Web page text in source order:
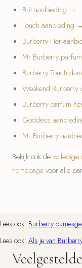
Brit aanbieding →
Touch aanbieding →
Burberry Her
Mr Burberry
Burberry Touch
Weekend Burberry
Burberry parfum
Goddess
Mr Burberry
Bekijk ook devolledige
homepagevoor alle
Lees ook: Burberry
Lees ook: Als je van